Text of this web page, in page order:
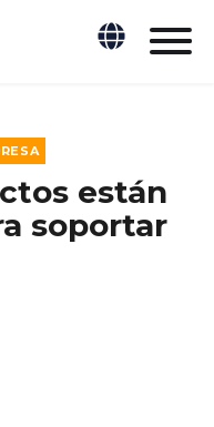
están
soportar